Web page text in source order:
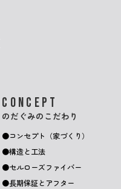
CONCEPT
のだぐみのこだわり
コンセプト（家づくり）
構造と工法
セルローズファイバー
長期保証とアフター